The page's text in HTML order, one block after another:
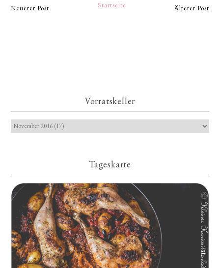
Neuerer Post Älterer Post
Startseite
Vorratskeller
Tageskarte